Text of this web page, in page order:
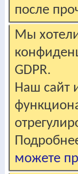
после
Мы
GDPR.
Наш сайт
можете